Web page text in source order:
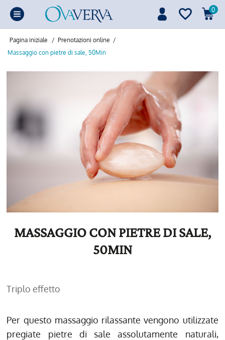
0
Pagina iniziale / Prenotazioni online /
Massaggio con pietre di sale, 50Min
MASSAGGIO CON PIETRE DI SALE,
50MIN
Triplo effetto
Per questo massaggio rilassante vengono utilizzate
pregiate pietre di sale assolutamente naturali,